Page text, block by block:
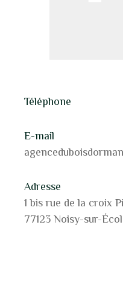
Téléphone
E-mail
Adresse
1 bis rue de la croix
77123 Noisy-sur-